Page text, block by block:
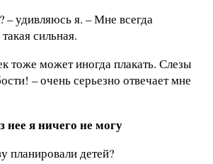
– удивляюсь я. – Мне всегда
сильная.
тоже может иногда плакать. Слезы
– очень серьезно отвечает мне
нее я ничего не могу
планировали детей?